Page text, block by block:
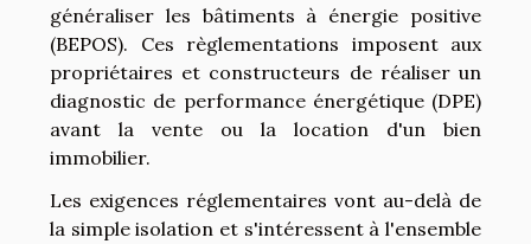
généraliser les bâtiments à énergie positive
(BEPOS). Ces règlementations imposent aux
propriétaires et constructeurs de réaliser un
diagnostic de performance énergétique (DPE)
avant la vente ou la location d'un bien
immobilier.
Les exigences réglementaires vont au-delà de
la simple isolation et s'intéressent à l'ensemble